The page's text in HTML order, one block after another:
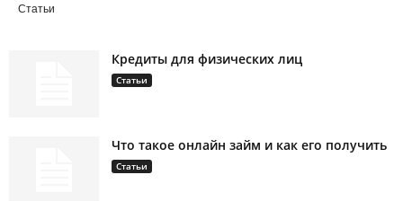
Статьи
Кредиты для физических лиц
Статьи
Что такое онлайн займ и как его получить
Статьи